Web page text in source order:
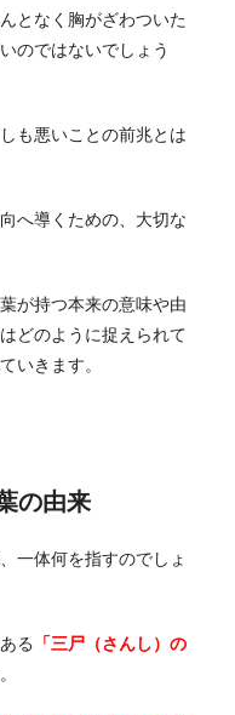
となく胸がざわついた
のではないでしょう
も悪いことの前兆とは
へ導くための、大切な
が持つ本来の意味や由
どのように捉えられて
いきます。
の由来
一体何を指すのでしょ
る
「三尸（さんし）の